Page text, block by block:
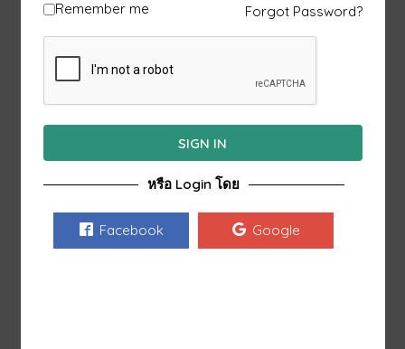
Remember me Forgot Password?
SIGN IN
หรือ Login โดย
Facebook Google